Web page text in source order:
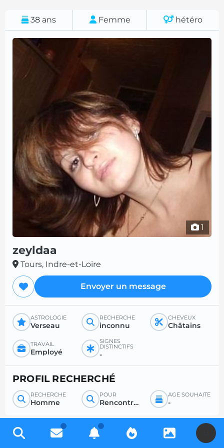
38 ans Femme hétéro
1
zeyldaa
Tours, Indre-et-Loire
Envoyer un message
ASTROLOGIE
Verseau
RECHERCHE
inconnu
CHEVEUX
Châtains
TRAVAIL
Employé
SIGNES
DISTINCTIFS
-
PROFIL RECHERCHÉ
RECHERCHE
Homme
POUR
Rencontre sérieuse
ÂGE SOUHAITÉ
-
Inscrivez-vous gratuitement pour accéder à des